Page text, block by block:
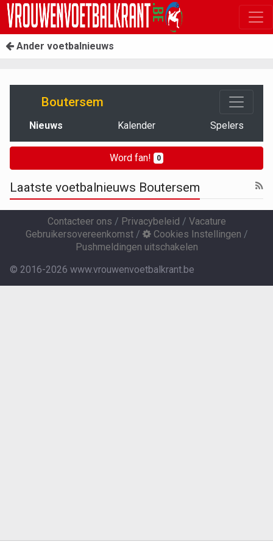
Ander voetbalnieuws
Boutersem
Nieuws Kalender Spelers
Word fan! 0
Laatste voetbalnieuws Boutersem
Contacteer ons / Privacybeleid / Vacature
Gebruikersovereenkomst/ Cookies Instellingen /
Pushmeldingen uitschakelen
© 2016-2026 www.vrouwenvoetbalkrant.be